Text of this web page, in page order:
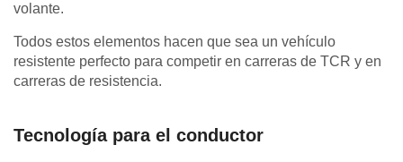
volante.
Todos estos elementos hacen que sea un vehículo
resistente perfecto para competir en carreras de TCR y en
carreras de resistencia.
Tecnología para el conductor